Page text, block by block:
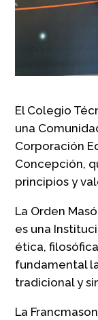
El Colegio
una
Corporación
Concepción,
principios y
La Orden
es una
ética,
fundamental
tradicional y
La